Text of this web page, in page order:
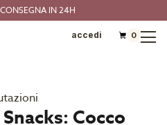
IN 24H
accedi 0
Cocco